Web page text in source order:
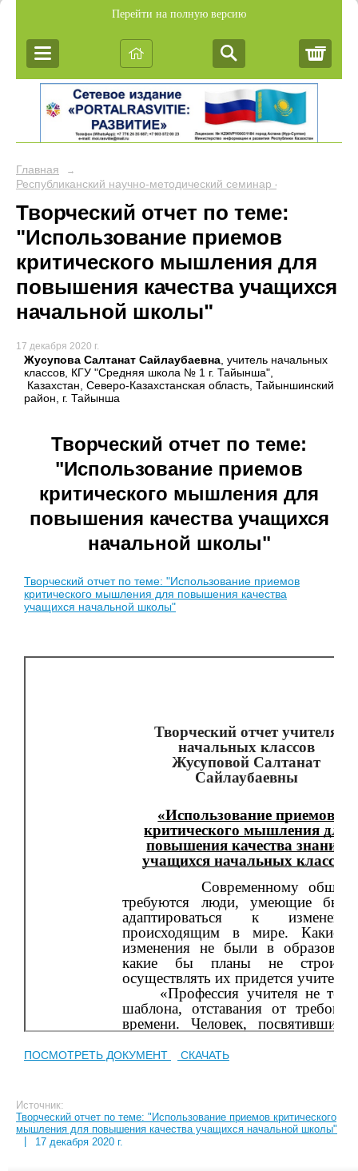
Перейти на полную версию
Главная →
Республиканский научно-методический семинар «Обобщение
Творческий отчет по теме:
"Использование приемов
критического мышления для
повышения качества учащихся
начальной школы"
17 декабря 2020 г.
Жусупова Салтанат Сайлаубаевна, учитель начальных
классов, КГУ "Средняя школа № 1 г. Тайынша",
Казахстан, Северо-Казахстанская область, Тайыншинский
район, г. Тайынша
Творческий отчет по теме:
"Использование приемов
критического мышления для
повышения качества учащихся
начальной школы"
Творческий отчет по теме: "Использование приемов
критического мышления для повышения качества
учащихся начальной школы"
ПОСМОТРЕТЬ ДОКУМЕНТ СКАЧАТЬ
Источник:
Творческий отчет по теме: "Использование приемов критического
мышления для повышения качества учащихся начальной школы"
|
17 декабря 2020 г.